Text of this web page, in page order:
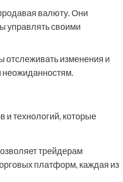
валюту. Они
управлять своими
отслеживать изменения и
неожиданностям.
и технологий, которые
трейдерам
платформ, каждая из